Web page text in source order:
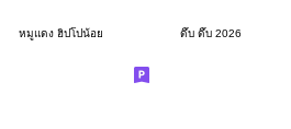
หมูแดง ฮิปโปน้อย ดึ๊บ ดึ๊บ 2026